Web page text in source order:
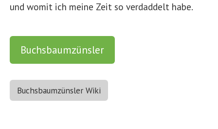
und womit ich meine Zeit so verdaddelt habe.
Buchsbaumzünsler
Buchsbaumzünsler Wiki